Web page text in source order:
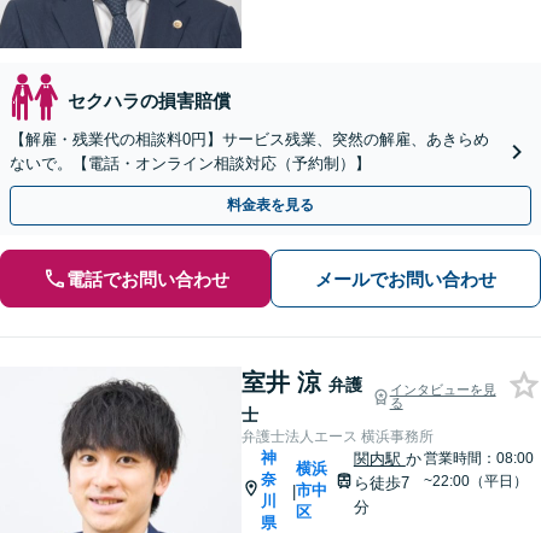
セクハラの損害賠償
【解雇・残業代の相談料0円】サービス残業、突然の解雇、あきらめ
ないで。【電話・オンライン相談対応（予約制）】
料金表を見る
電話でお問い合わせ メールでお問い合わせ
室井 涼 弁護
士
インタビューを見
る
弁護士法人エース 横浜事務所
神
奈
川
県
|
横浜
市中
区
関内駅 か
ら徒歩7
分
営業時間：08:00
~22:00（平日）